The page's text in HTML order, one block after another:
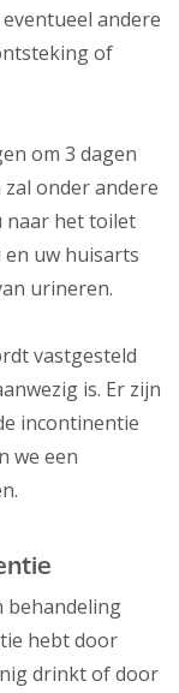
andere
of
om 3 dagen
onder andere
naar het toilet
uw huisarts
urineren.
vastgesteld
is. Er zijn
incontinentie
we een
behandeling
hebt door
drinkt of door